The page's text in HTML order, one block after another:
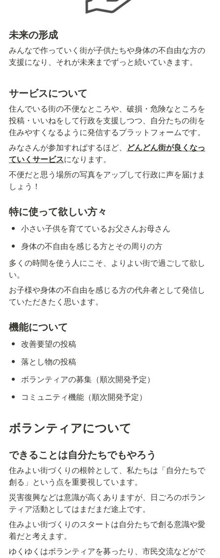
未来の形成
みんなで作っていく街が子供たちや身体の不自由な方の
支援になり、それが未来までずっと続いていきます。
サービスについて
住んでいる街の不便なところや、破損・危険なところを
投稿・いいねをして行政を支援しつつ、自分たちの街を
住みやすくなるように発信するプラットフォームです。
みなさんが参加すればするほど、 どんどん街が良くなっ
ていくサービスになります。
不便だと思う場所の写真をアップして行政に声を届けま
しょう！
特に使って欲しい方々
小さい子供を育てているお父さんお母さん
身体の不自由を感じる方とその周りの方
多くの時間を使う人にこそ、よりよい街で過ごして欲し
い。
お子様や身体の不自由を感じる方の代弁者として発信し
ていただきたく思います。
機能について
改善要望の投稿
落とし物の投稿
ボランティアの募集（順次開発予定）
コミュニティ機能（順次開発予定）
ボランティアについて
できることは自分たちでもやろう
住みよい街づくりの根幹として、私たちは「自分たちで
創る」という点を重要視しています。
災害復興などは意識が高くありますが、日ごろのボラン
ティア活動としてはまだまだ途上です。
住みよい街づくりのスタートは自分たちで創る意識や愛
着だと考えます。
ゆくゆくはボランティアを募ったり、市民交流などがで